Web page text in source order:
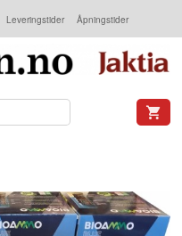
Leveringstider Åpningstider